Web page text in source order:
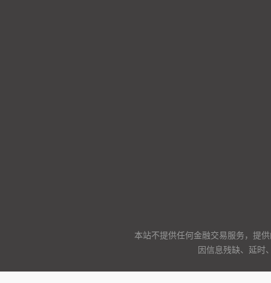
本站不提供任何金融交易服务，提
因信息残缺、延时